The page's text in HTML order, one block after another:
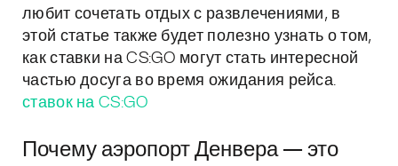
любит сочетать отдых с развлечениями, в
этой статье также будет полезно узнать о том,
как ставки на CS:GO могут стать интересной
частью досуга во время ожидания рейса.
ставок на CS:GO
Почему аэропорт Денвера — это